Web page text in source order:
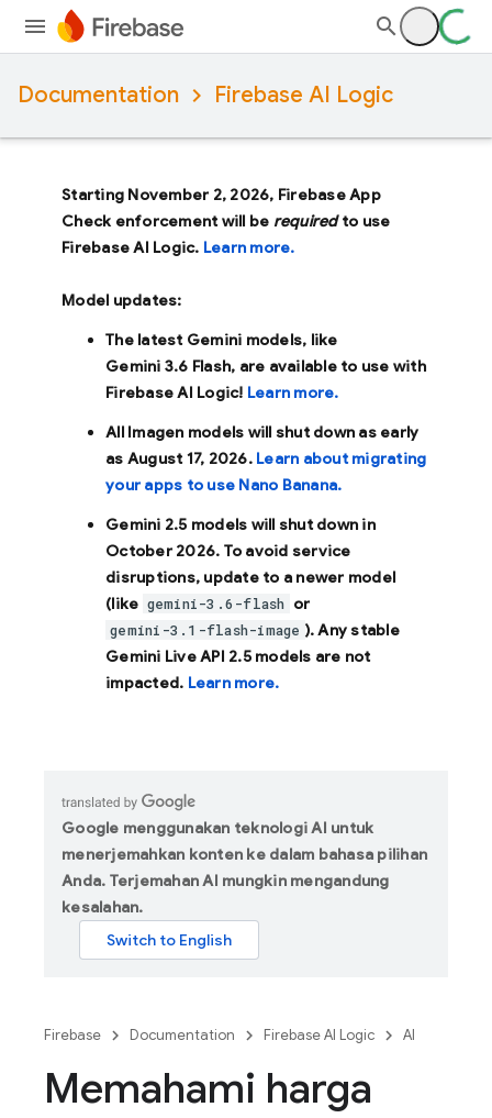
Documentation Firebase AI Logic
Starting November 2, 2026, Firebase App
Check enforcement will be requiredto use
Firebase AI Logic. Learn more.
Model updates:
The latest Gemini models, like
Gemini 3.6 Flash, are available to use with
Firebase AI Logic! Learn more.
All Imagen models will shut down as early
as August 17, 2026. Learn about migrating
your apps to use Nano Banana.
Gemini 2.5 models will shut down in
October 2026. To avoid service
disruptions, update to a newer model
(like gemini-3.6-flash or
gemini-3.1-flash-image ). Any stable
Gemini Live API 2.5 models are not
impacted. Learn more.
Google menggunakan teknologi AI untuk
menerjemahkan konten ke dalam bahasa pilihan
Anda. Terjemahan AI mungkin mengandung
kesalahan.
Firebase Documentation Firebase AI Logic AI
Memahami harga